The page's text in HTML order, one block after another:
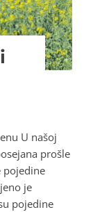
U našoj
prošle
pojedine
je
pojedine